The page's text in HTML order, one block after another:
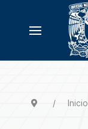
Inicio